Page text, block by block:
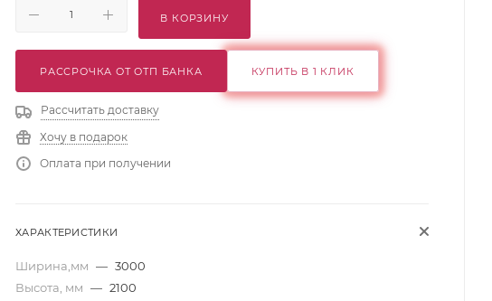
В КОРЗИНУ
РАССРОЧКА ОТ ОТП БАНКА КУПИТЬ В 1 КЛИК
Рассчитать доставку
Хочу в подарок
Оплата при получении
ХАРАКТЕРИСТИКИ
Ширина,мм — 3000
Высота, мм — 2100